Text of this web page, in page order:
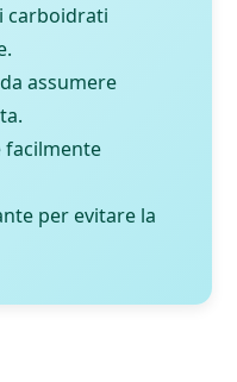
carboidrati
assumere
facilmente
per evitare la